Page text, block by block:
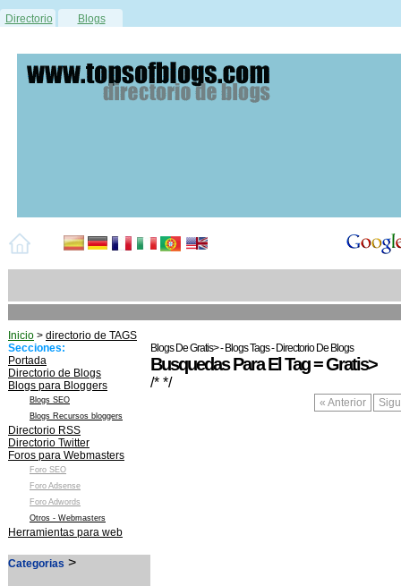
Directorio Blogs
Inicio > directorio de TAGS
Secciones:
Portada
Directorio de Blogs
Blogs para Bloggers
Blogs SEO
Blogs Recursos bloggers
Directorio RSS
Directorio Twitter
Foros para Webmasters
Foro SEO
Foro Adsense
Foro Adwords
Otros - Webmasters
Herramientas para web
Categorias >
Blogs De Gratis> - Blogs Tags - Directorio De Blogs
Busquedas Para El Tag = Gratis>
/* */
« Anterior